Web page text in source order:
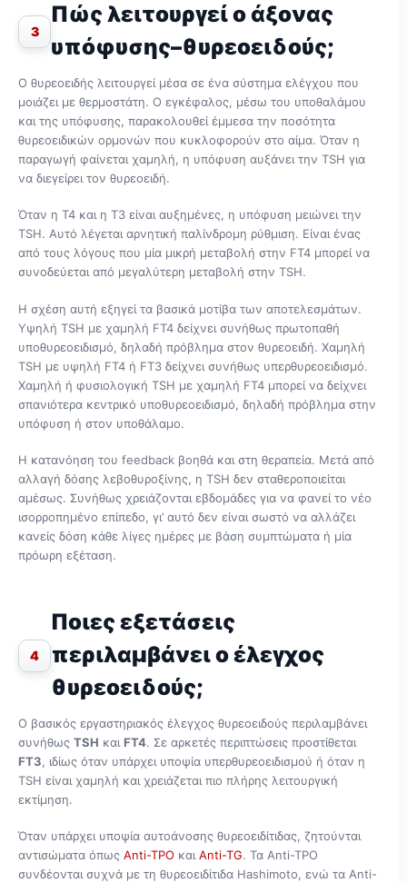
3
Πώς λειτουργεί ο άξονας
υπόφυσης–θυρεοειδούς;
Ο θυρεοειδής λειτουργεί μέσα σε ένα σύστημα ελέγχου που
μοιάζει με θερμοστάτη. Ο εγκέφαλος, μέσω του υποθαλάμου
και της υπόφυσης, παρακολουθεί έμμεσα την ποσότητα
θυρεοειδικών ορμονών που κυκλοφορούν στο αίμα. Όταν η
παραγωγή φαίνεται χαμηλή, η υπόφυση αυξάνει την TSH για
να διεγείρει τον θυρεοειδή.
Όταν η Τ4 και η Τ3 είναι αυξημένες, η υπόφυση μειώνει την
TSH. Αυτό λέγεται αρνητική παλίνδρομη ρύθμιση. Είναι ένας
από τους λόγους που μία μικρή μεταβολή στην FT4 μπορεί να
συνοδεύεται από μεγαλύτερη μεταβολή στην TSH.
Η σχέση αυτή εξηγεί τα βασικά μοτίβα των αποτελεσμάτων.
Υψηλή TSH με χαμηλή FT4 δείχνει συνήθως πρωτοπαθή
υποθυρεοειδισμό, δηλαδή πρόβλημα στον θυρεοειδή. Χαμηλή
TSH με υψηλή FT4 ή FT3 δείχνει συνήθως υπερθυρεοειδισμό.
Χαμηλή ή φυσιολογική TSH με χαμηλή FT4 μπορεί να δείχνει
σπανιότερα κεντρικό υποθυρεοειδισμό, δηλαδή πρόβλημα στην
υπόφυση ή στον υποθάλαμο.
Η κατανόηση του feedback βοηθά και στη θεραπεία. Μετά από
αλλαγή δόσης λεβοθυροξίνης, η TSH δεν σταθεροποιείται
αμέσως. Συνήθως χρειάζονται εβδομάδες για να φανεί το νέο
ισορροπημένο επίπεδο, γι’ αυτό δεν είναι σωστό να αλλάζει
κανείς δόση κάθε λίγες ημέρες με βάση συμπτώματα ή μία
πρόωρη εξέταση.
4
Ποιες εξετάσεις
περιλαμβάνει ο έλεγχος
θυρεοειδούς;
Ο βασικός εργαστηριακός έλεγχος θυρεοειδούς περιλαμβάνει
συνήθως TSH και FT4. Σε αρκετές περιπτώσεις προστίθεται
FT3, ιδίως όταν υπάρχει υποψία υπερθυρεοειδισμού ή όταν η
TSH είναι χαμηλή και χρειάζεται πιο πλήρης λειτουργική
εκτίμηση.
Όταν υπάρχει υποψία αυτοάνοσης θυρεοειδίτιδας, ζητούνται
αντισώματα όπως Anti-TPO και Anti-TG. Τα Anti-TPO
συνδέονται συχνά με τη θυρεοειδίτιδα Hashimoto, ενώ τα Anti-